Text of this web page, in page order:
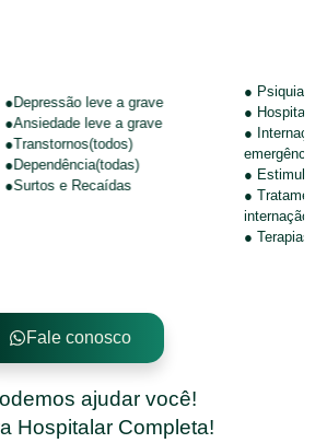
● Psiquiatria e Psicologia
● Hospital Dia
● Internação Psiquiátrica de
emergência de 5 dias!
● Estimulação Magnética
● Tratamentos com e sem
Fale conosco
ajudar você!
Hospitalar Completa!